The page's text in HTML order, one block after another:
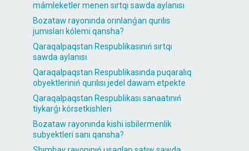
mámleketler menen sırtqı sawda aylanısı
Bozataw rayonında orınlanǵan qurılıs
jumısları kólemi qansha?
Qaraqalpaqstan Respublikasınıń sırtqı
sawda aylanısı
Qaraqalpaqstan Respublikasında puqaralıq
obyektleriniń qurılısı jedel dawam etpekte
Qaraqalpaqstan Respublikası sanaatınıń
tiykarǵı kórsetkishleri
Bozataw rayonında kishi isbilermenlik
subyektleri sanı qansha?